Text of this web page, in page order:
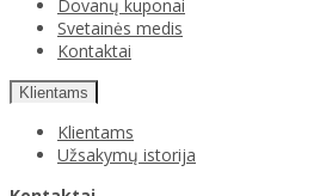
Dovanų kuponai
Svetainės medis
Kontaktai
Klientams
Klientams
Užsakymų istorija